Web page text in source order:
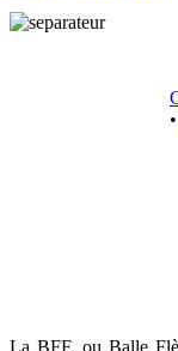
•
La BFF, ou Balle